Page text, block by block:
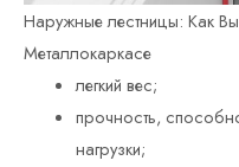
Наружные лестницы: Как
Металлокаркасе
легкий вес;
прочность,
нагрузки;